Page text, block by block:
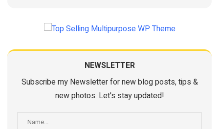
NEWSLETTER
Subscribe my Newsletter for new blog posts, tips &
new photos. Let's stay updated!